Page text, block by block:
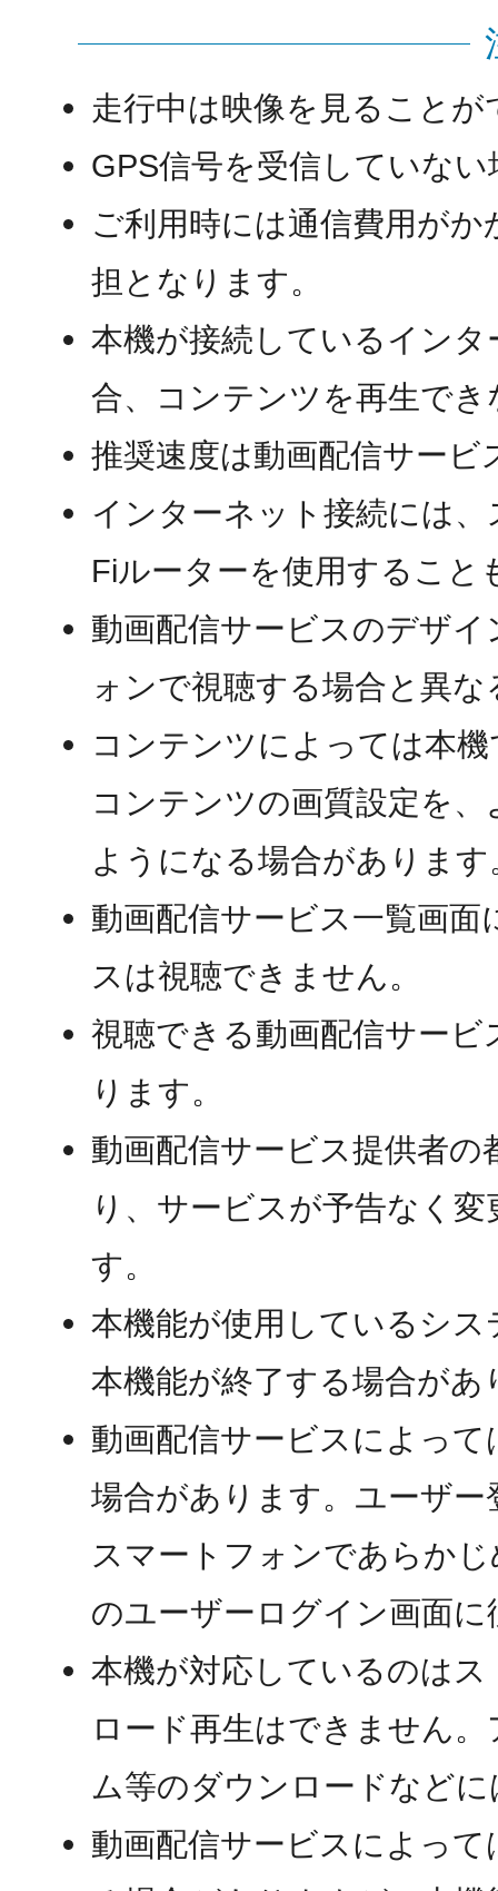
走行中は映像を見ること
GPS信号を受信していな
ご利用時には通信費用が
担となります。
本機が接続しているイン
合、コンテンツを再生で
推奨速度は動画配信サー
インターネット接続には
Fiルーターを使用すること
動画配信サービスのデザ
ォンで視聴する場合と異
コンテンツによっては本
コンテンツの画質設定を
ようになる場合があります
動画配信サービス一覧画
スは視聴できません。
視聴できる動画配信サー
ります。
動画配信サービス提供者
り、サービスが予告なく
す。
本機能が使用しているシ
本機能が終了する場合があ
動画配信サービスによっ
場合があります。ユーザ
スマートフォンであらか
のユーザーログイン画面
本機が対応しているのは
ロード再生はできません
ム等のダウンロードなど
動画配信サービスによっ